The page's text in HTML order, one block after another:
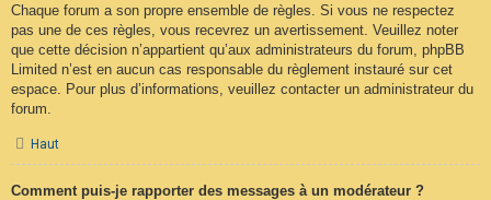
Chaque forum a son propre ensemble de règles. Si vous ne respectez
pas une de ces règles, vous recevrez un avertissement. Veuillez noter
que cette décision n’appartient qu’aux administrateurs du forum, phpBB
Limited n’est en aucun cas responsable du règlement instauré sur cet
espace. Pour plus d’informations, veuillez contacter un administrateur du
forum.
Haut
Comment puis-je rapporter des messages à un modérateur ?